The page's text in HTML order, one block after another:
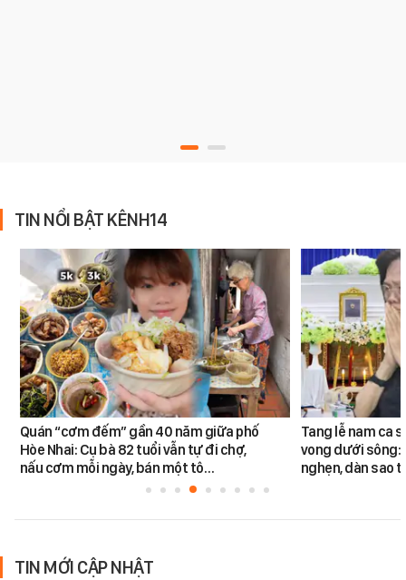
TIN NỔI BẬT KÊNH14
Quán “cơm đếm” gần 40 năm giữa phố
Hòe Nhai: Cụ bà 82 tuổi vẫn tự đi chợ,
nấu cơm mỗi ngày, bán một tô…
Tang lễ nam ca
vong dưới sông:
nghẹn, dàn sao
TIN MỚI CẬP NHẬT